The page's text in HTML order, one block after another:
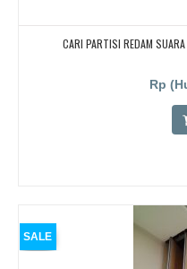
CARI PARTISI REDAM
Rp
SALE